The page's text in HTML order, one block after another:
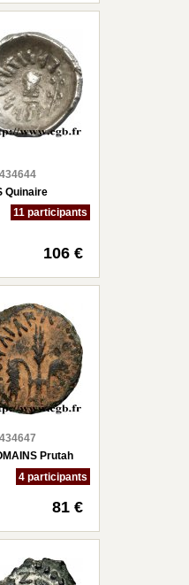
Quinaire
11 participants
106 €
Prutah
4 participants
81 €